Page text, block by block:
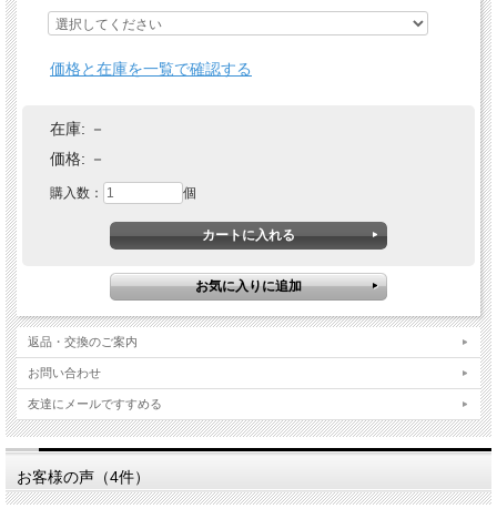
価格と在庫を一覧で確認する
在庫: －
価格: －
購入数： 個
返品・交換のご案内
お問い合わせ
友達にメールですすめる
お客様の声（4件）